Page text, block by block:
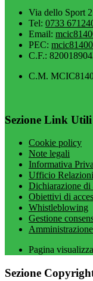
Via dello Sport
Tel: 0733
Email:
PEC:
C.F.:
C.M.
Sezione Link Utili
Cookie policy
Note legali
Informativa
Ufficio
Dichiarazione di
Obiettivi di
Whistleblowing
Gestione
Pagina
Sezione